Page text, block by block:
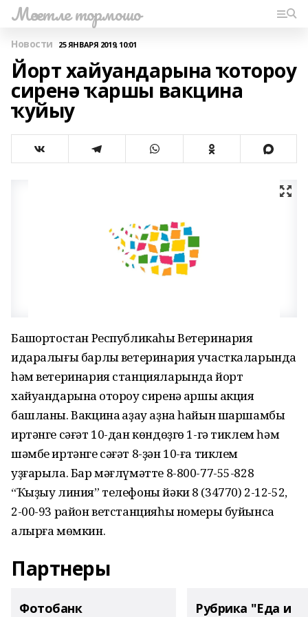
Мәсетле тормошо
Новости 25 ЯНВАРЯ 2019, 10:01
Йорт хайуандарына ҡотороу
сиренә ҡаршы вакцина
ҡуйыу
Башҡортостан Республикаһы Ветеринария
идаралығы барлыҡ ветеринария участкаларында
һәм ветеринария станцияларында йорт
хайуандарына ҡотороу сиренә ҡаршы акция
башланы. Вакцина ҡаҙау аҙна һайын шаршамбы
иртәнге сәғәт 10-дан көндөҙгө 1-гә тиклем һәм
шәмбе иртәнге сәғәт 8-ҙән 10-ға тиклем
уҙғарыла. Бар мәғлүмәтте 8-800-77-55-828
“Ҡыҙыу линия” телефоны йәки 8 (34770) 2-12-52,
2-00-93 район ветстанцияһы номеры буйынса
алырға мөмкин.
Партнеры
Фотобанк Рубрика "Еда и